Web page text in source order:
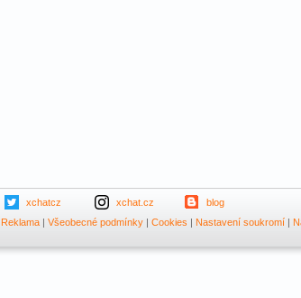
xchatcz xchat.cz
blog
Reklama| Všeobecné podmínky| Cookies | Nastavení soukromí|